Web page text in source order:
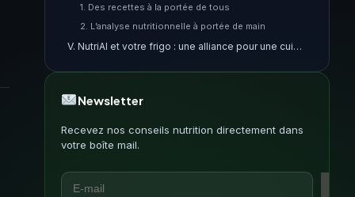
1. Des recettes à la portée de tous
2. L’analyse nutritionnelle à portée de main
V. NutriAI et votre frigo : une alliance pour une cuisine optimale
1. Tous vos indicateurs en un coup d’œil
2. Un guide vers vos objectifs
Newsletter
Recevez nos conseils nutrition directement dans
votre boîte mail.